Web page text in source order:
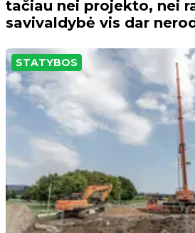
tačiau nei projekto, nei
savivaldybė vis dar
STATYBOS